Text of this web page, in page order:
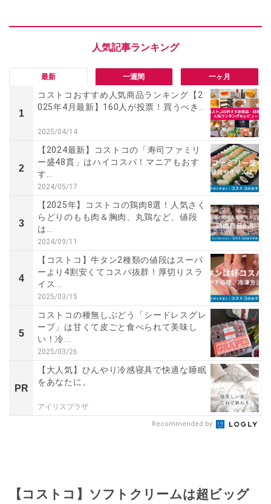
最新 一週間 一ヶ月
1
コストコおすすめ人気商品ランキング【2
025年4月最新】160人が投票！買うべき...
2025/04/14
2
【2024最新】コストコの「寿司ファミリ
ー盛48貫」はハイコスパ！マニアもおす
す...
2024/05/17
3
【2025年】コストコの鶏肉8選！人気さく
らどりのもも肉＆胸肉、丸鶏など、値段
は...
2024/09/11
4
【コストコ】牛タン2種類の値段はスーパ
ーより4割安くてコスパ抜群！厚切りスラ
イス...
2025/03/15
5
コストコの種無しぶどう「シードレスグレ
ープ」は甘くて皮ごと食べられて美味し
い！冷...
2025/03/26
PR
【大人気】ひんやり冷感寝具で快適な睡眠
をあなたに。
アイリスプラザ
Recommended by
【コストコ】ソフトクリームは超ビッグ